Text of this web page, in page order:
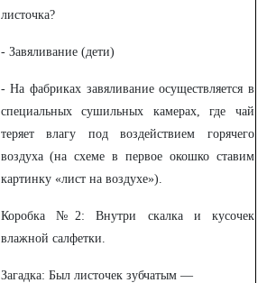
листочка?
- Завяливание (дети)
- На фабриках завяливание осуществляется в
специальных сушильных камерах, где чай
теряет влагу под воздействием горячего
воздуха (на схеме в первое окошко ставим
картинку «лист на воздухе»).
Коробка №2: Внутри скалка и кусочек
влажной салфетки.
Загадка: Был листочек зубчатым —